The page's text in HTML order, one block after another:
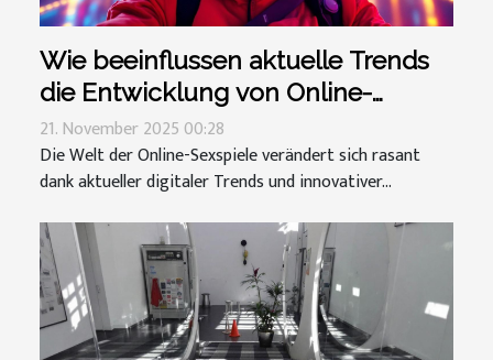
Wie beeinflussen aktuelle Trends
die Entwicklung von Online-
Sexspielen?
21. November 2025 00:28
Die Welt der Online-Sexspiele verändert sich rasant
dank aktueller digitaler Trends und innovativer...